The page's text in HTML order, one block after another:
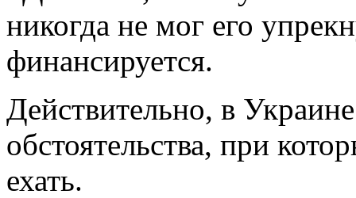
никогда не мог его
финансируется.
Действительно, в
обстоятельства, при
ехать.